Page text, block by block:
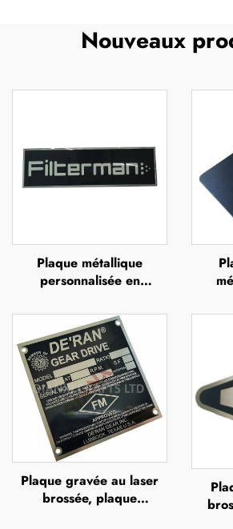
Nouveaux
Plaque métallique
personnalisée en
avec impression UV,
sérigraphie ou impression
offset, plaque métallique
en relief portant le nom
de la marque
en
Plaque gravée au laser
brossée, plaque